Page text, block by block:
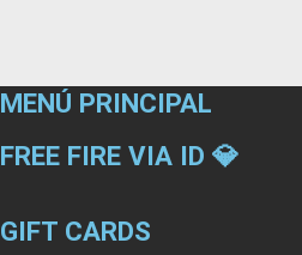
MENÚ PRINCIPAL
FREE FIRE VIA ID 💎
GIFT CARDS